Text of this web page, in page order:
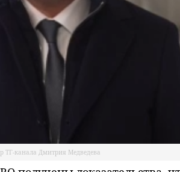
ТГ-канала Дмитрия Медведева